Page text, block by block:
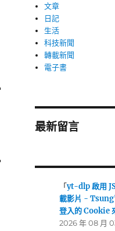
文章
日記
生活
科技新聞
轉載新聞
電子書
最新留言
「yt-dlp 啟用
載影片 -
登入的 Cookie
2026 年 08 月